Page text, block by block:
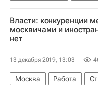
ТЭК Санкт-Петербурга
Власти: конкуренции
москвичами и
нет
13 декабря 2019, 13:03
Москва Работа
Строители